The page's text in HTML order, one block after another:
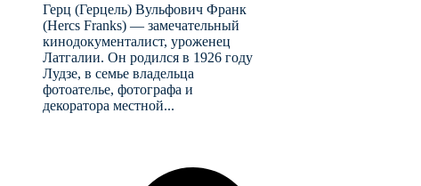
Герц (Герцель) Вульфович Франк
(Hercs Franks) — замечательный
кинодокументалист, уроженец
Латгалии. Он родился в 1926 году
Лудзе, в семье владельца
фотоателье, фотографа и
декоратора местной...